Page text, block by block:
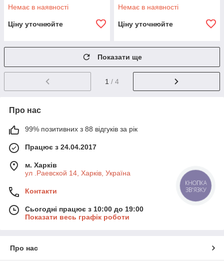
Немає в наявності
Ціну уточнюйте
Немає в наявності
Ціну уточнюйте
Показати ще
1 / 4
Про нас
99% позитивних з 88 відгуків за рік
Працює з 24.04.2017
м. Харків
ул .Раевской 14, Харків, Україна
Контакти
Сьогодні працює з 10:00 до 19:00
Показати весь графік роботи
Про нас